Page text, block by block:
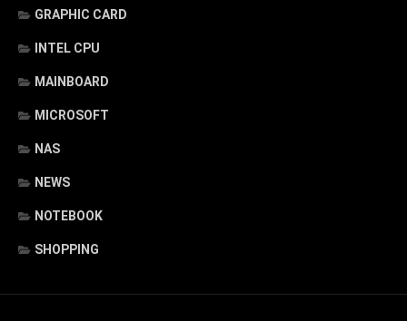
GRAPHIC CARD
INTEL CPU
MAINBOARD
MICROSOFT
NAS
NEWS
NOTEBOOK
SHOPPING